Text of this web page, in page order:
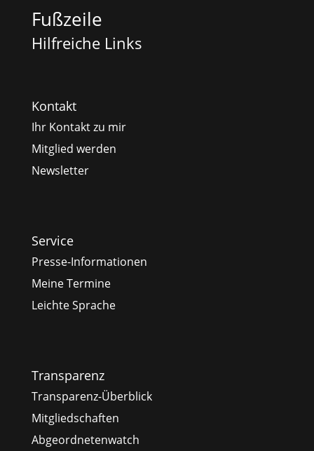
Fußzeile
Hilfreiche Links
Kontakt
Ihr Kontakt zu mir
Mitglied werden
Newsletter
Service
Presse-Informationen
Meine Termine
Leichte Sprache
Transparenz
Transparenz-Überblick
Mitgliedschaften
Abgeordnetenwatch